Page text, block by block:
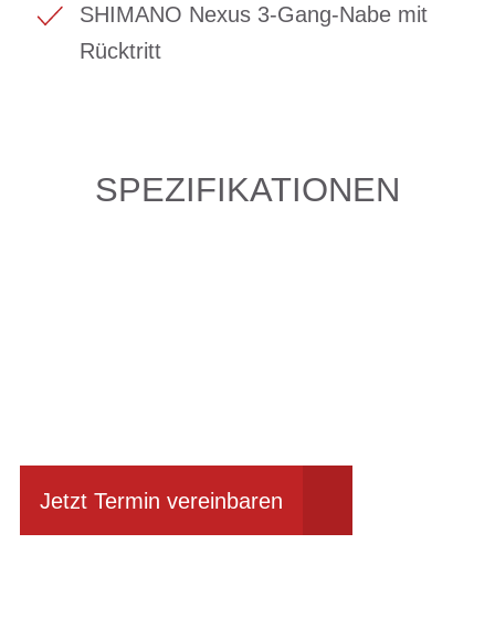
SHIMANO Nexus 3-Gang-Nabe mit
Rücktritt
SPEZIFIKATIONEN
Jetzt Termin vereinbaren